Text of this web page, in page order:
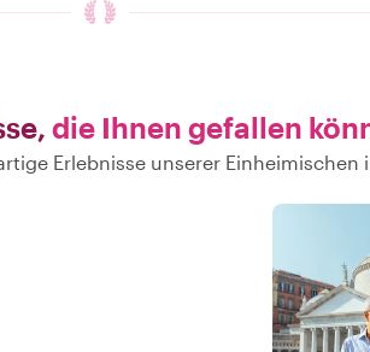
die Ihnen gefallen
Erlebnisse unserer Einheimischen